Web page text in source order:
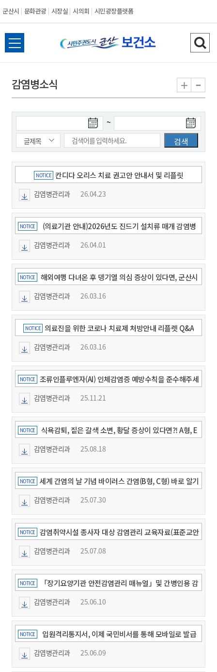
군산시 문화관광 시장실 시의회 시민광장플랫폼
군
산
전
체
뉴
열
검
색
기
감염병소식 + -
~
NOTICE 칸디다 오리스 치료 권고안 안내서 및 리플릿
감염병관리과 26.04.23
NOTICE
(의료기관 안내)2026년도 진드기 설치류 매개 감염병
관리지침
감염병관리과 26.04.01
NOTICE
해외여행 다녀온 후 뎅기열 의심 증상이 있다면, 군산시
보건소에서 무료 확인진단 받으세요!
감염병관리과 26.03.16
NOTICE 의료진을 위한 코로나 치료제 처방안내 리플렛 Q&A
감염병관리과 26.03.16
NOTICE
조류인플루엔자(AI) 인체감염증 예방수칙을 준수해주세
요!
감염병관리과 25.11.21
NOTICE
식욕감퇴, 짙은 갈색 소변, 황달 증상이 있다면?! A형, E
형 간염 바로 알기
감염병관리과 25.08.18
NOTICE
세계 간염의 날 기념 바이러스 간염(B형, C형) 바로 알기
카드뉴스 안내
감염병관리과 25.07.30
NOTICE
감염취약시설 종사자 대상 감염관리 교육자료(표준교안
11종 및 포스터, 리플릿2종) 안내
감염병관리과 25.07.08
NOTICE
「장기요양기관 안전감염관리 매뉴얼」및 간병인용 감
염관리 교육자료
감염병관리과 25.06.10
NOTICE
입원격리통지서, 이제 국민비서를 통해 모바일로 발급
받으세요!
감염병관리과 25.06.09